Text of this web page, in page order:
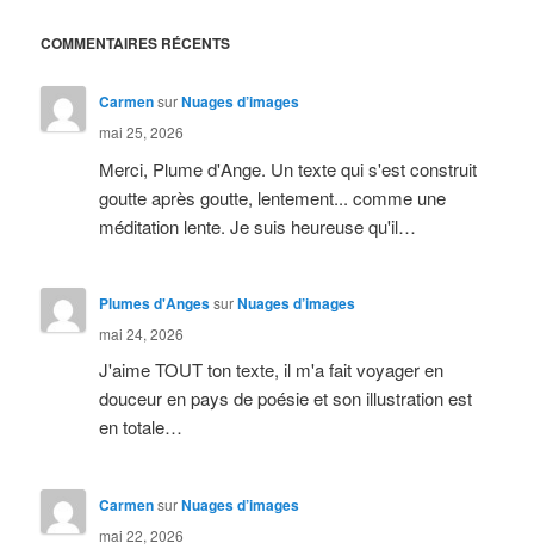
COMMENTAIRES RÉCENTS
CarmensurNuages d’images
mai 25, 2026
Merci, Plume d'Ange. Un texte qui s'est construit
goutte après goutte, lentement... comme une
méditation lente. Je suis heureuse qu'il…
Plumes d'AngessurNuages d’images
mai 24, 2026
J'aime TOUT ton texte, il m'a fait voyager en
douceur en pays de poésie et son illustration est
en totale…
CarmensurNuages d’images
mai 22, 2026